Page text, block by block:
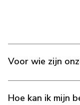
Voor wie zijn
Hoe kan ik mijn